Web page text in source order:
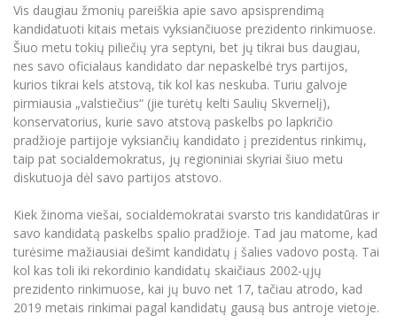
Studentų namai
Estetinis ugdymas
Pramoginių šokių kolektyvas ,,Bolero”
Universiteto teatras
MRU pop vokalinis ansamblis (vadovas Artūras
Novikas)
Dokumentai reglamentuojantys studijas
Neformaliuoju ir (ar) savišvietos būdu įgytų
kompetencijų vertinimas ir pripažinimas
Studijų organizavimas
Tarptautiniai mainai
Studentams
Erasmus+ mobilumas studijoms (SMS)
Erasmus+ mobilumas praktikoms (SMP)
Kitos galimybės
Darbuotojams
Partnerystės
Azijos centras
Frankofoniškų šalių studijų centras
Skaitmeniniai ženkliukai
Karjeros centras
Emocinė gerovė
Mokslinės veiklos skatinimo fondas
Tarptautinių ekspertų tinklas
Atitikties mokslinių tyrimų etikai komitetas
Mokslo laboratorijos
Žmogaus, aplinkos ir technologijų (HET)
Projektai
Akademinė leidyba
Mokymų LAB
Struktūra
Reitingai
Universiteto garbės nariai
Veiklos dokumentai
Akademinė etika
Darbas MRU
Universiteto simbolika
Atributika
Naujienos
Viešojo saugumo akademija
Žmogaus ir visuomenės studijų fakultetas
Viešojo valdymo ir verslo fakultetas
Sūduvos akademija
Pranešimai spaudai
Ekspertų sąrašas
Renginių kalendorius
Tinklalaidės
Bakalauro studijos
Magistrantūros studijos
Vadovų MBA
Švietimo ir kultūros vadovų MPA
Teisės LL.M.
Papildomosios studijos
Pedagogų rengimas
Vis daugiau žmonių pareiškia apie savo apsisprendimą
kandidatuoti kitais metais vyksiančiuose prezidento rinkimuose.
Šiuo metu tokių piliečių yra septyni, bet jų tikrai bus daugiau,
nes savo oficialaus kandidato dar nepaskelbė trys partijos,
kurios tikrai kels atstovą, tik kol kas neskuba. Turiu galvoje
pirmiausia „valstiečius“ (jie turėtų kelti Saulių Skvernelį),
konservatorius, kurie savo atstovą paskelbs po lapkričio
pradžioje partijoje vyksiančių kandidato į prezidentus rinkimų,
taip pat socialdemokratus, jų regioniniai skyriai šiuo metu
diskutuoja dėl savo partijos atstovo.
Kiek žinoma viešai, socialdemokratai svarsto tris kandidatūras ir
savo kandidatą paskelbs spalio pradžioje. Tad jau matome, kad
turėsime mažiausiai dešimt kandidatų į šalies vadovo postą. Tai
kol kas toli iki rekordinio kandidatų skaičiaus 2002-ųjų
prezidento rinkimuose, kai jų buvo net 17, tačiau atrodo, kad
2019 metais rinkimai pagal kandidatų gausą bus antroje vietoje.